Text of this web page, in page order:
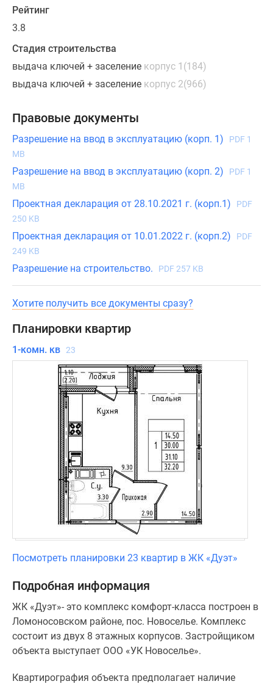
Рейтинг
3.8
Стадия строительства
выдача ключей + заселение корпус 1(184)
выдача ключей + заселение корпус 2(966)
Правовые документы
Разрешение на ввод в эксплуатацию (корп. 1)
PDF 1
MB
Разрешение на ввод в эксплуатацию (корп. 2)
PDF 1
MB
Проектная декларация от 28.10.2021 г. (корп.1)
PDF
250 KB
Проектная декларация от 10.01.2022 г. (корп.2)
PDF
249 KB
Разрешение на строительство. PDF 257 KB
Хотите получить все документы сразу?
Планировки квартир
1-комн. кв 23
Посмотреть планировки 23 квартир в ЖК «Дуэт»
Подробная информация
ЖК «Дуэт»- это комплекс комфорт-класса построен в
Ломоносовском районе, пос. Новоселье. Комплекс
состоит из двух 8 этажных корпусов. Застройщиком
объекта выступает ООО «УК Новоселье».
Квартирография объекта предполагает наличие